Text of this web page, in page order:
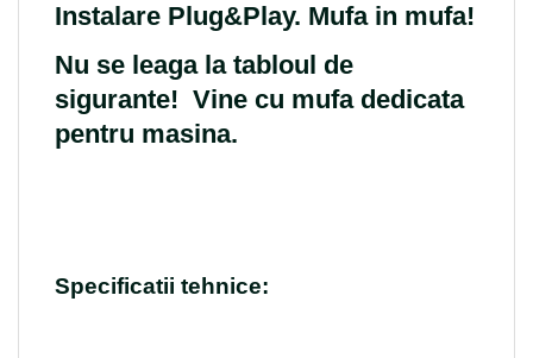
Instalare Plug&Play. Mufa in mufa!
Nu se leaga la tabloul de
sigurante! Vine cu mufa dedicata
pentru masina.
Specificatii tehnice: